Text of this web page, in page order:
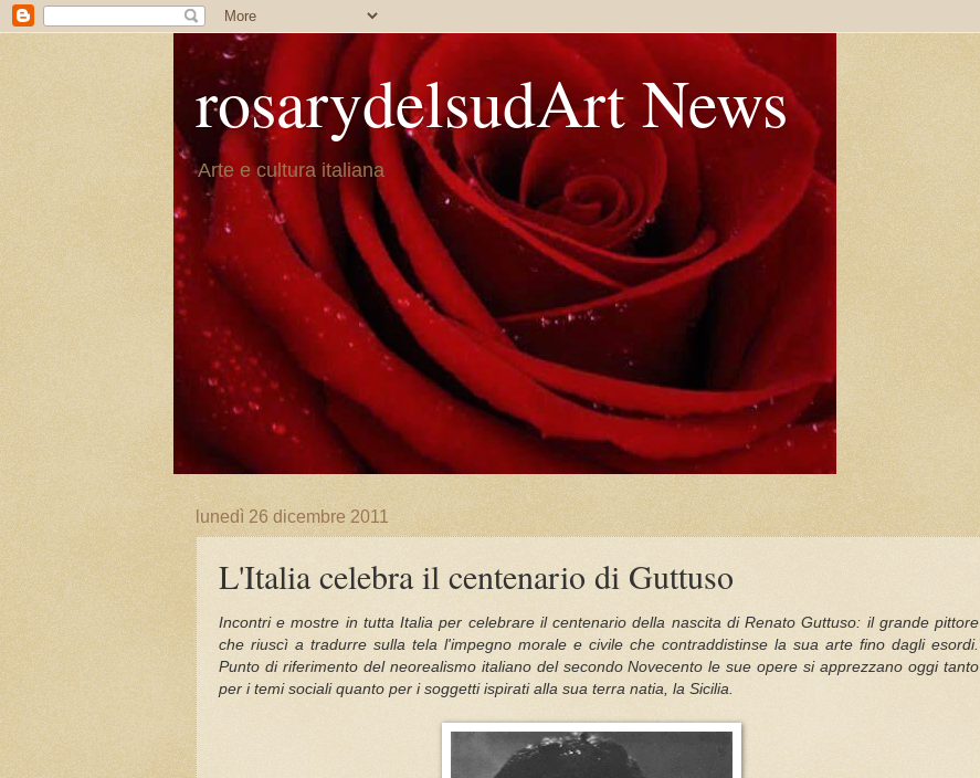
rosarydelsudArt News
Arte e cultura italiana
lunedì 26 dicembre 2011
L'Italia celebra il centenario di Guttuso
Incontri e mostre in tutta Italia per celebrare il centenario della nascita di Renato Guttuso: il grande pittore
che riuscì a tradurre sulla tela l'impegno morale e civile che contraddistinse la sua arte fino dagli esordi.
Punto di riferimento del neorealismo italiano del secondo Novecento le sue opere si apprezzano oggi tanto
per i temi sociali quanto per i soggetti ispirati alla sua terra natia, la Sicilia.